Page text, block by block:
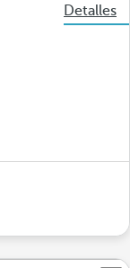
Detalles